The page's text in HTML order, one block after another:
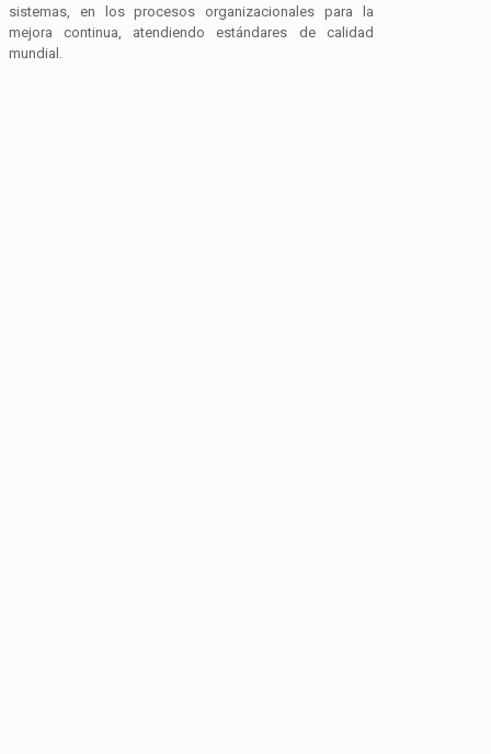
sistemas, en los procesos organizacionales para la
mejora continua, atendiendo estándares de calidad
mundial.